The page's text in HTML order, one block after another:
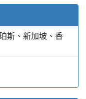
斯、新加坡、香